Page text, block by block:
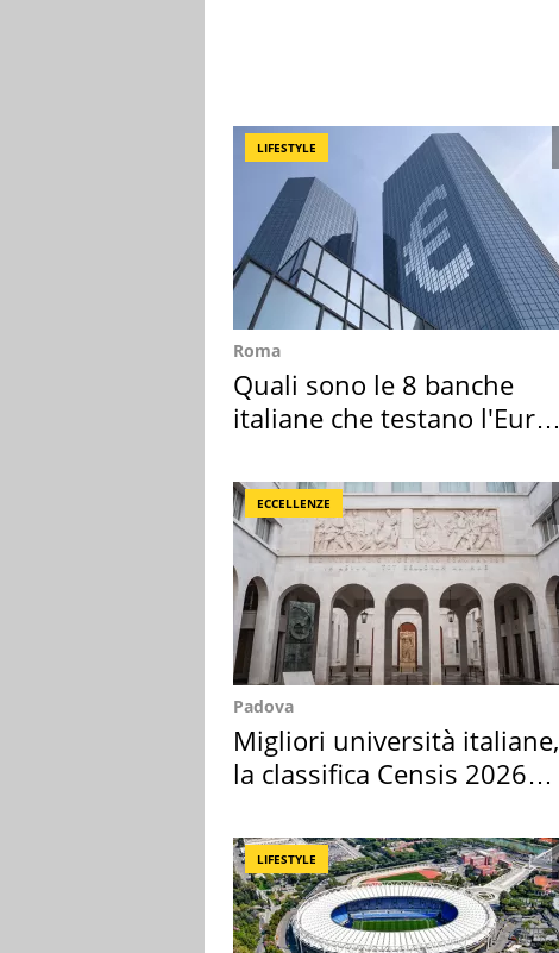
LIFESTYLE
Roma
Quali sono le 8 banche
italiane che testano l'Euro
ECCELLENZE
Padova
Migliori università italiane,
la classifica Censis 2026
LIFESTYLE